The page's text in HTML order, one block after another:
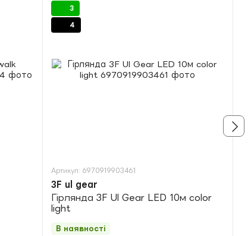
3
4
Артикул: 6970919903461
3F ul gear
Гірлянда 3F Ul Gear LED 10м color
light
В наявності